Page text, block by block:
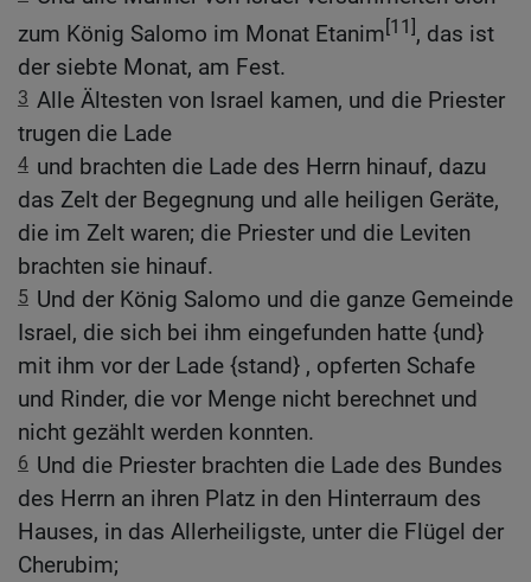
zum König Salomo im Monat Etanim[11], das ist
der siebte Monat, am Fest.
3 Alle Ältesten von Israel kamen, und die Priester
trugen die Lade
4 und brachten die Lade des Herrn hinauf, dazu
das Zelt der Begegnung und alle heiligen Geräte,
die im Zelt waren; die Priester und die Leviten
brachten sie hinauf.
5 Und der König Salomo und die ganze Gemeinde
Israel, die sich bei ihm eingefunden hatte {und}
mit ihm vor der Lade {stand} , opferten Schafe
und Rinder, die vor Menge nicht berechnet und
nicht gezählt werden konnten.
6 Und die Priester brachten die Lade des Bundes
des Herrn an ihren Platz in den Hinterraum des
Hauses, in das Allerheiligste, unter die Flügel der
Cherubim;